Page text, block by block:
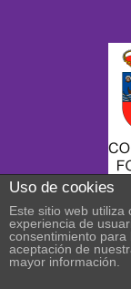
Uso de cookies
Este sitio web
experiencia de
consentimiento para
aceptación de
mayor información.